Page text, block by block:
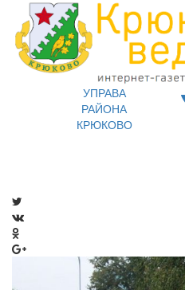
УПРАВА
РАЙОНА
КРЮКОВО